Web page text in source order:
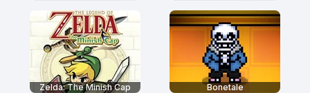
Zelda: The Minish Cap Bonetale